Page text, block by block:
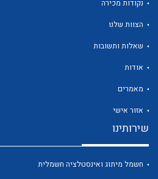
נקודות מכירה
הצוות שלנו
שאלות ותשובות
אודות
מאמרים
אזור אישי
שירותינו
חשמל מיתוג ואינסטלציה חשמלית